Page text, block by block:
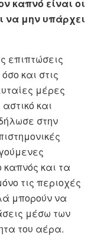
καπνό είναι οι
να μην υπάρχει
επιπτώσεις
όσο και στις
μέρες
και
στην
καπνός και τα
τις περιοχές
μπορούν να
μέσω των
του αέρα.